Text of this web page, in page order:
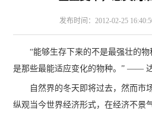
发布时间：2012-02-25
“能够生存下来的不是最强壮的物
是那些最能适应变化的物种。” ——
自然界的冬天即将过去，然而市场
纵观当今世界经济形式，在经济不景